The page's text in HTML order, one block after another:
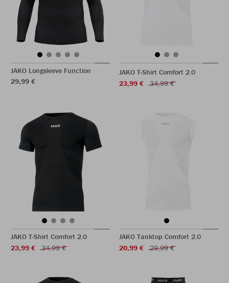
JAKO Longsleeve Function
29,99 €
JAKO T-Shirt Comfort 2.0
23,99 €
34,99 €
JAKO T-Shirt Comfort 2.0
23,99 €
34,99 €
JAKO Tanktop Comfort 2.0
20,99 €
29,99 €